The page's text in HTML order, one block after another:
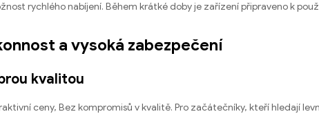
rychlého nabíjení. Během krátké doby je zařízení připraveno k
a vysoká zabezpečení
kvalitou
ceny, Bez kompromisů v kvalitě. Pro začátečníky, kteří hledají